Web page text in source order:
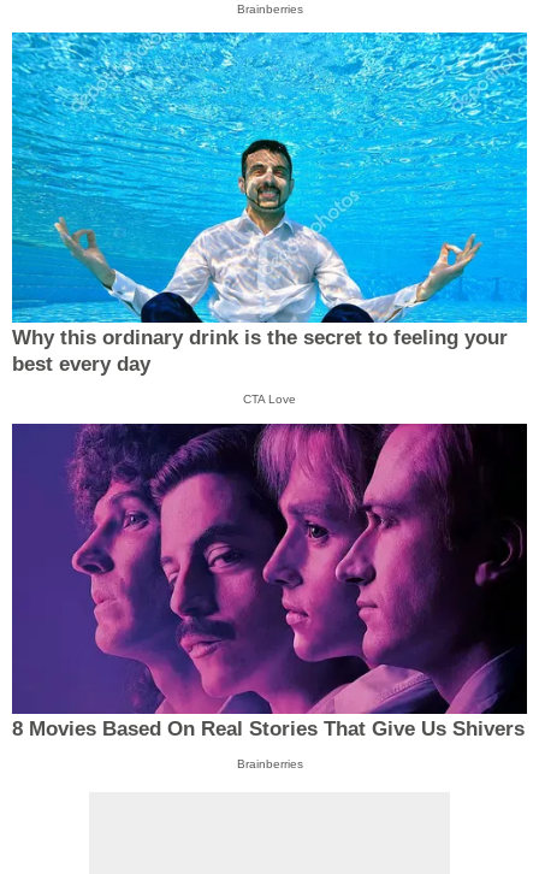
Brainberries
Why this ordinary drink is the secret to feeling your
best every day
CTA Love
8 Movies Based On Real Stories That Give Us Shivers
Brainberries